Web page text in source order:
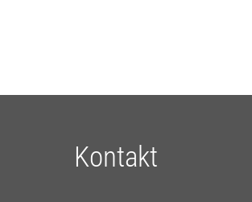
Kontakt